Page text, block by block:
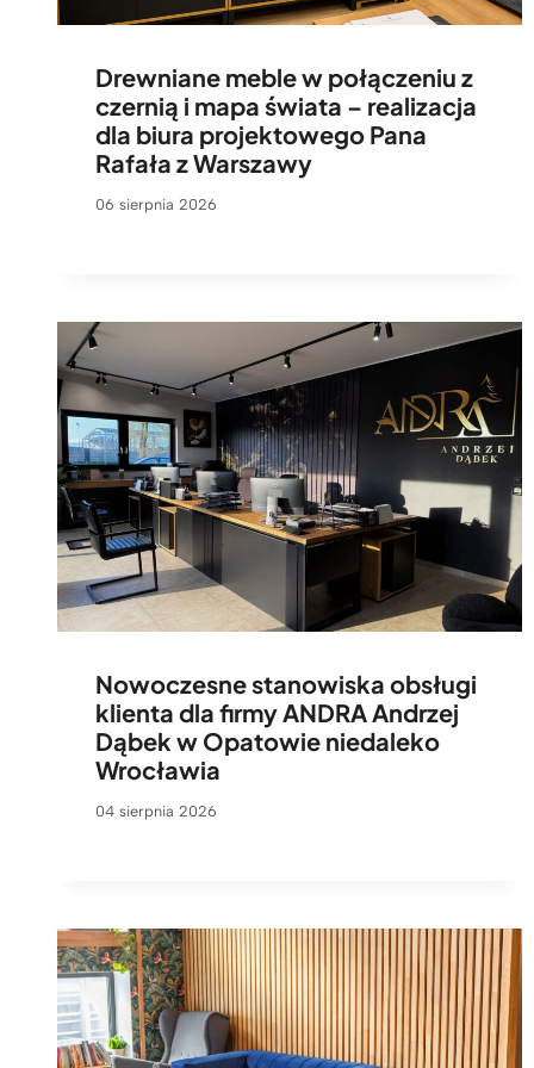
Drewniane meble w połączeniu z
czernią i mapa świata – realizacja
dla biura projektowego Pana
Rafała z Warszawy
06 sierpnia 2026
Nowoczesne stanowiska obsługi
klienta dla firmy ANDRA Andrzej
Dąbek w Opatowie niedaleko
Wrocławia
04 sierpnia 2026